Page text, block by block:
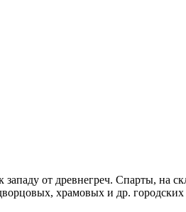
от древнегреч. Спарты, на
храмовых и др.